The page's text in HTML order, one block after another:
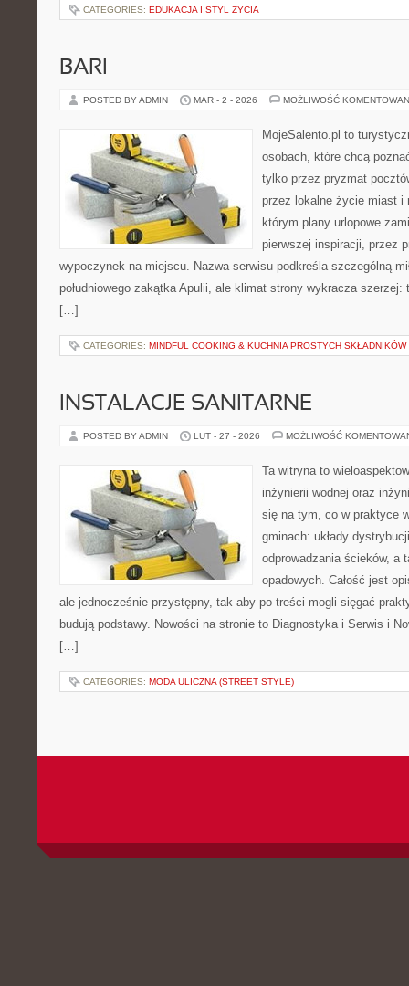
CATEGORIES: EDUKACJA I STYL ŻYCIA
BARI
POSTED BY ADMIN MAR - 2 - 2026 MOŻLIWOŚĆ
MojeSalento.pl to
osobach, które chcą
tylko przez pryzmat
przez lokalne życie miast i
którym plany urlopowe
pierwszej inspiracji, przez
wypoczynek na miejscu. Nazwa serwisu podkreśla szczególną
południowego zakątka Apulii, ale klimat strony wykracza szerzej:
[…]
CATEGORIES: MINDFUL COOKING & KUCHNIA PROSTYCH SKŁADNIKÓW
INSTALACJE SANITARNE
POSTED BY ADMIN LUT - 27 - 2026 MOŻLIWOŚĆ
Ta witryna to
inżynierii wodnej oraz
się na tym, co w praktyce
gminach: układy
odprowadzania ścieków, a
opadowych. Całość jest
ale jednocześnie przystępny, tak aby po treści mogli sięgać
budują podstawy. Nowości na stronie to Diagnostyka i Serwis i
[…]
CATEGORIES: MODA ULICZNA (STREET STYLE)